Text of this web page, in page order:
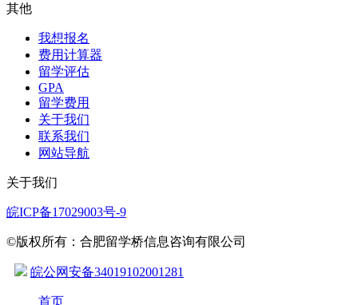
其他
我想报名
费用计算器
留学评估
GPA
留学费用
关于我们
联系我们
网站导航
关于我们
皖ICP备17029003号-9
©版权所有：合肥留学桥信息咨询有限公司
皖公网安备34019102001281
首页